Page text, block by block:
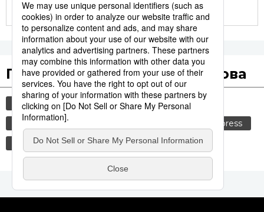
Другие статьи по теме
Популярные поисковые слова
общество история
технологии
синкансэн
jiji press
политика
еда и напитки россия